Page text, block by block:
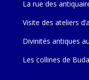
La rue des
Visite des ateliers
Divinités antiques
Les collines de Buda